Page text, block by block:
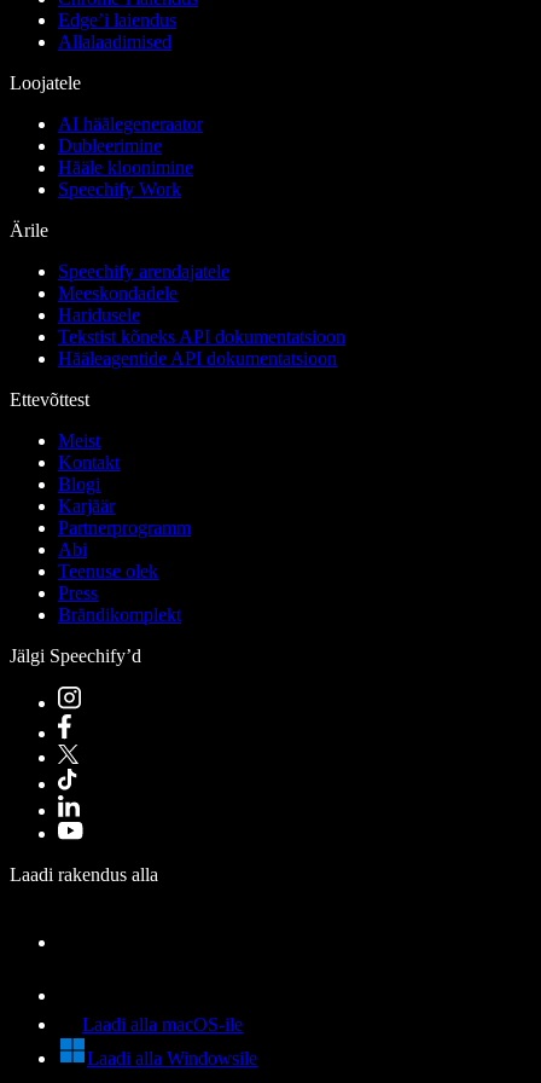
Edge’i laiendus
Allalaadimised
Loojatele
AI häälegeneraator
Dubleerimine
Hääle kloonimine
Speechify Work
Ärile
Speechify arendajatele
Meeskondadele
Haridusele
Tekstist kõneks API dokumentatsioon
Hääleagentide API dokumentatsioon
Ettevõttest
Meist
Kontakt
Blogi
Karjäär
Partnerprogramm
Abi
Teenuse olek
Press
Brändikomplekt
Jälgi Speechify’d
Laadi rakendus alla
Laadi alla macOS-ile
Laadi alla Windowsile